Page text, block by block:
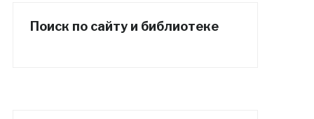
Поиск по сайту и библиотеке